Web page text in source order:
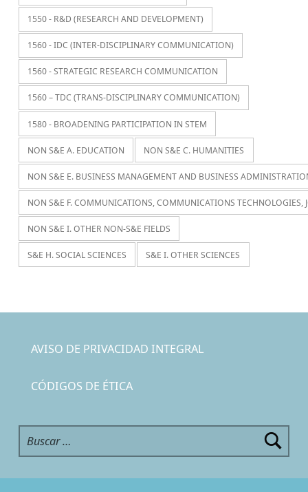
1550 - R&D (RESEARCH AND DEVELOPMENT)
1560 - IDC (INTER-DISCIPLINARY COMMUNICATION)
1560 - STRATEGIC RESEARCH COMMUNICATION
1560 – TDC (TRANS-DISCIPLINARY COMMUNICATION)
1580 - BROADENING PARTICIPATION IN STEM
NON S&E A. EDUCATION NON S&E C. HUMANITIES
NON S&E E. BUSINESS MANAGEMENT AND BUSINESS
NON S&E F. COMMUNICATIONS, COMMUNICATIONS TECHNOLOGIES,
NON S&E I. OTHER NON-S&E FIELDS
S&E H. SOCIAL SCIENCES S&E I. OTHER SCIENCES
AVISO DE PRIVACIDAD INTEGRAL
CÓDIGOS DE ÉTICA
Buscar: